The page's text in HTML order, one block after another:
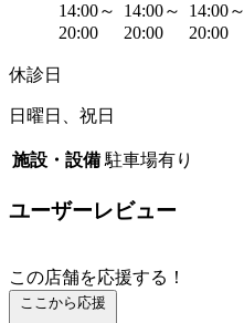
14:00～
20:00
14:00～
20:00
14:00～
20:00
休診日
日曜日、祝日
施設・設備 駐車場有り
ユーザーレビュー
この店舗を応援する！
ここから応援